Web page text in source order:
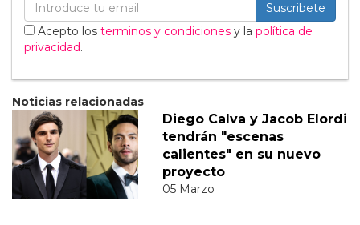
Suscribete
Acepto los terminos y condiciones y la política de
privacidad.
Noticias relacionadas
Diego Calva y Jacob Elordi
tendrán "escenas
calientes" en su nuevo
proyecto
05 Marzo